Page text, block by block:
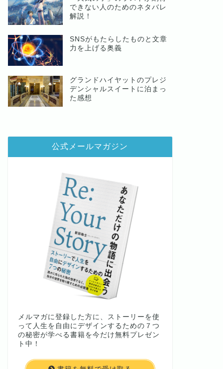
できない人のためのネタバレ
解説！
SNSがもたらしたものと文章
力を上げる奥義
グランドハイヤットのプレジ
デンシャルスイートに泊まっ
た感想
公式メールマガジン
メルマガに登録した方に、ストーリーを使
って人生を自由にデザインするための７つ
の秘密が学べる書籍を今だけ無料プレゼン
ト中！